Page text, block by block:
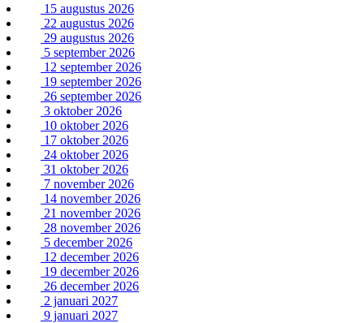
15 augustus 2026
22 augustus 2026
29 augustus 2026
5 september 2026
12 september 2026
19 september 2026
26 september 2026
3 oktober 2026
10 oktober 2026
17 oktober 2026
24 oktober 2026
31 oktober 2026
7 november 2026
14 november 2026
21 november 2026
28 november 2026
5 december 2026
12 december 2026
19 december 2026
26 december 2026
2 januari 2027
9 januari 2027